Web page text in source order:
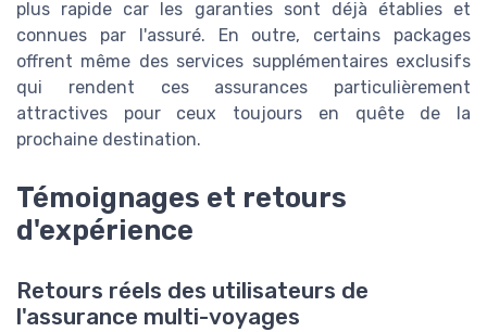
plus rapide car les garanties sont déjà établies et
connues par l'assuré. En outre, certains packages
offrent même des services supplémentaires exclusifs
qui rendent ces assurances particulièrement
attractives pour ceux toujours en quête de la
prochaine destination.
Témoignages et retours
d'expérience
Retours réels des utilisateurs de
l'assurance multi-voyages